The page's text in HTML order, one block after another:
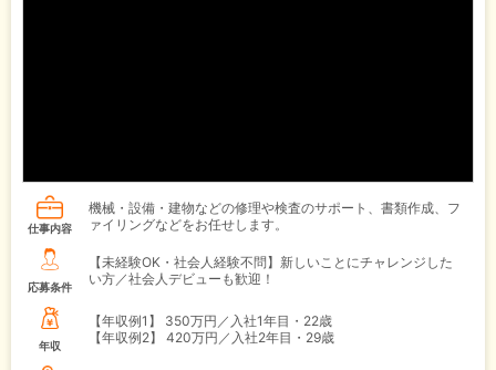
仕事内容
機械・設備・建物などの修理や検査のサポート、書類作成、フ
ァイリングなどをお任せします。
応募条件
【未経験OK・社会人経験不問】新しいことにチャレンジした
い方／社会人デビューも歓迎！
年収
【年収例1】
350万円／入社1年目・22歳
【年収例2】
420万円／入社2年目・29歳